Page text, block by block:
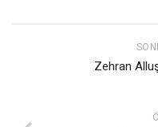
Zehran